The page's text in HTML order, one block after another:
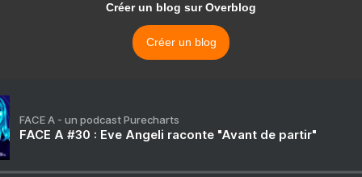
Créer un blog sur Overblog
Créer un blog
FACE A - un podcast Purecharts
FACE A #30 : Eve Angeli raconte "Avant de partir"